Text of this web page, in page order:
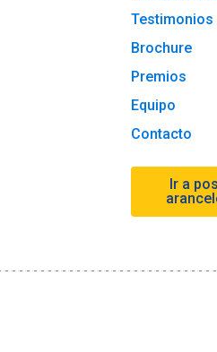
Testimonios
Brochure
Premios
Equipo
Contacto
Ir a